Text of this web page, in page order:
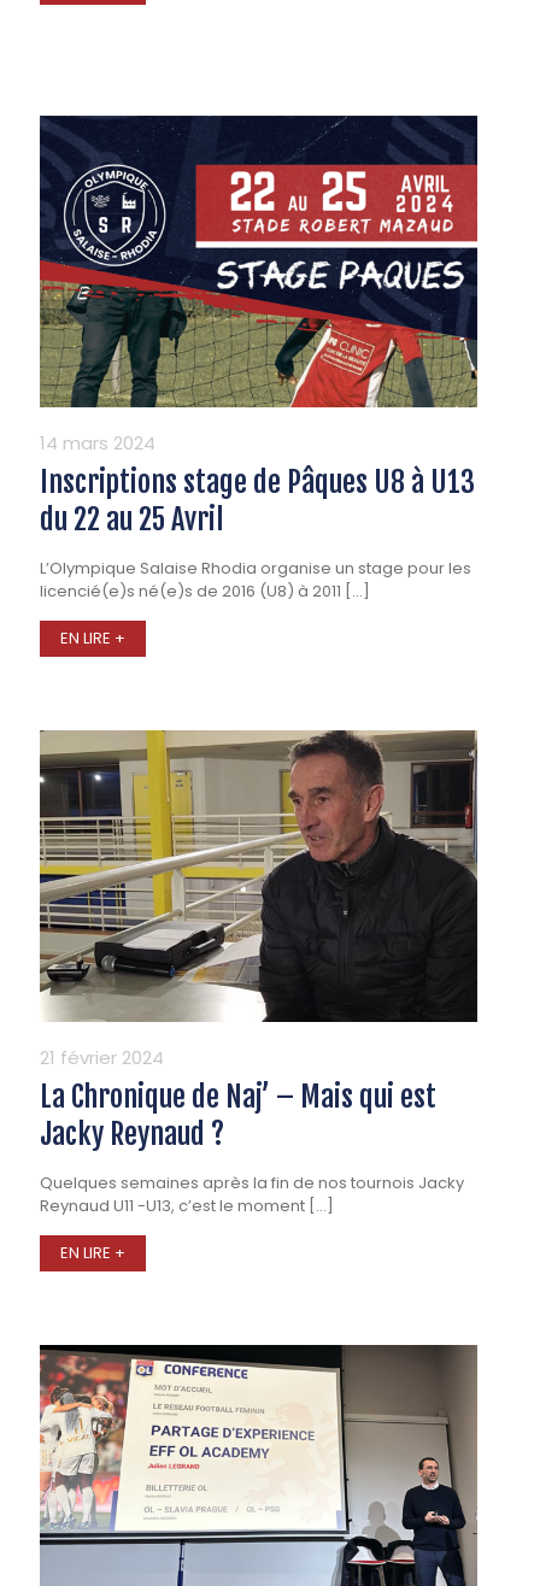
14 mars 2024
Inscriptions stage de Pâques U8 à U13
du 22 au 25 Avril
L’Olympique Salaise Rhodia organise un stage pour les
licencié(e)s né(e)s de 2016 (U8) à 2011 […]
EN LIRE +
21 février 2024
La Chronique de Naj’ – Mais qui est
Jacky Reynaud ?
Quelques semaines après la fin de nos tournois Jacky
Reynaud U11 -U13, c’est le moment […]
EN LIRE +